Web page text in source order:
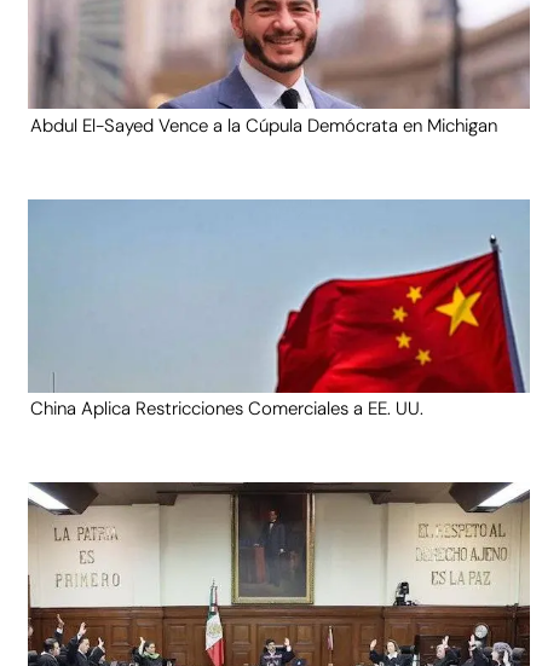
Abdul El-Sayed Vence a la Cúpula Demócrata en Michigan
China Aplica Restricciones Comerciales a EE. UU.